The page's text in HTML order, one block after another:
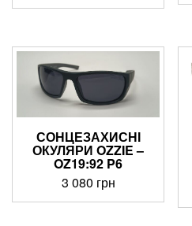
СОНЦЕЗАХИСНІ
ОКУЛЯРИ OZZIE –
OZ19:92 P6
3 080 грн